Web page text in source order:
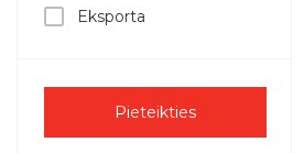
Eksporta
Pieteikties